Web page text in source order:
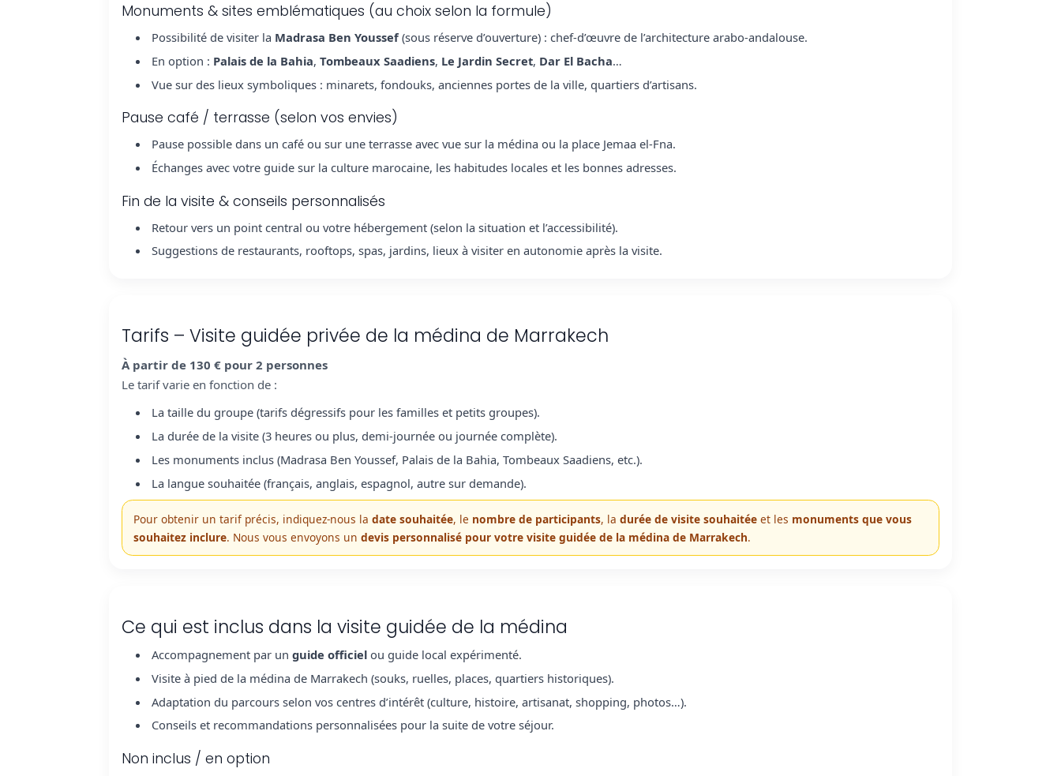
Monuments & sites emblématiques (au choix selon la formule)
Possibilité de visiter la Madrasa Ben Youssef(sous réserve d’ouverture) : chef-d’œuvre de l’architecture arabo-andalouse.
En option : Palais de la Bahia,Tombeaux Saadiens, Le Jardin Secret, Dar El Bacha…
Vue sur des lieux symboliques : minarets, fondouks, anciennes portes de la ville, quartiers d’artisans.
Pause café / terrasse (selon vos envies)
Pause possible dans un café ou sur une terrasse avec vue sur la médina ou la place Jemaa el-Fna.
Échanges avec votre guide sur la culture marocaine, les habitudes locales et les bonnes adresses.
Fin de la visite & conseils personnalisés
Retour vers un point central ou votre hébergement (selon la situation et l’accessibilité).
Suggestions de restaurants, rooftops, spas, jardins, lieux à visiter en autonomie après la visite.
Tarifs – Visite guidée privée de la médina de Marrakech
À partir de 130 € pour 2 personnes
Le tarif varie en fonction de :
La taille du groupe (tarifs dégressifs pour les familles et petits groupes).
La durée de la visite (3 heures ou plus, demi-journée ou journée complète).
Les monuments inclus (Madrasa Ben Youssef, Palais de la Bahia, Tombeaux Saadiens, etc.).
La langue souhaitée (français, anglais, espagnol, autre sur demande).
Pour obtenir un tarif précis, indiquez-nous ladate souhaitée, le nombre de participants, ladurée de visite souhaitée et les monuments que vous
souhaitez inclure. Nous vous envoyons undevis personnalisé pour votre visite guidée de la médina de Marrakech.
Ce qui est inclus dans la visite guidée de la médina
Accompagnement par unguide officiel ou guide local expérimenté.
Visite à pied de la médina de Marrakech (souks, ruelles, places, quartiers historiques).
Adaptation du parcours selon vos centres d’intérêt (culture, histoire, artisanat, shopping, photos…).
Conseils et recommandations personnalisées pour la suite de votre séjour.
Non inclus / en option